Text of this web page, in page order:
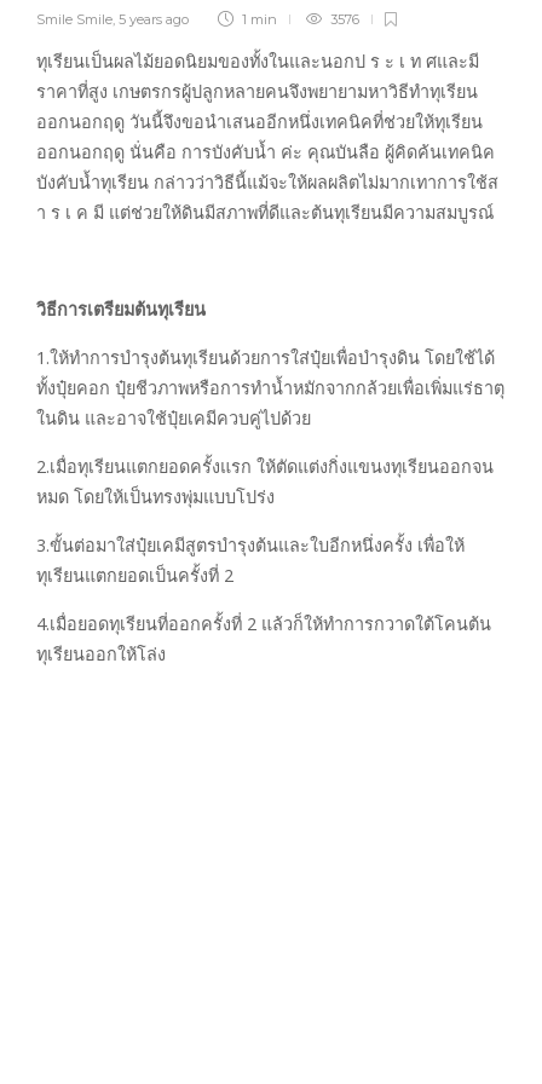
Smile Smile 5 years ago 1 min 3576
ทุเรียนเป็นผลไม้ยอดนิยมของทั้งในและนอกป ร ะ เ ท ศและมี
ราคาที่สูง เกษตรกรผู้ปลูกหลายคนจึงพยายามหาวิธีทำทุเรียน
ออกนอกฤดู วันนี้จึงขอนำเสนออีกหนึ่งเทคนิคที่ช่วยให้ทุเรียน
ออกนอกฤดู นั่นคือ การบังคับน้ำ ค่ะ คุณบันลือ ผู้คิดค้นเทคนิค
บังคับน้ำทุเรียน กล่าวว่าวิธีนี้แม้จะให้ผลผลิตไม่มากเทาการใช้ส
า ร เ ค มี แต่ช่วยให้ดินมีสภาพที่ดีและต้นทุเรียนมีความสมบูรณ์
วิธีการเตรียมต้นทุเรียน
1.ให้ทำการบำรุงต้นทุเรียนด้วยการใส่ปุ๋ยเพื่อบำรุงดิน โดยใช้ได้
ทั้งปุ๋ยคอก ปุ๋ยชีวภาพหรือการทำน้ำหมักจากกล้วยเพื่อเพิ่มแร่ธาตุ
ในดิน และอาจใช้ปุ๋ยเคมีควบคู่ไปด้วย
2.เมื่อทุเรียนแตกยอดครั้งแรก ให้ตัดแต่งกิ่งแขนงทุเรียนออกจน
หมด โดยให้เป็นทรงพุ่มแบบโปร่ง
3.ขั้นต่อมาใส่ปุ๋ยเคมีสูตรบำรุงต้นและใบอีกหนึ่งครั้ง เพื่อให้
ทุเรียนแตกยอดเป็นครั้งที่ 2
4.เมื่อยอดทุเรียนที่ออกครั้งที่ 2 แล้วก็ให้ทำการกวาดใต้โคนต้น
ทุเรียนออกให้โล่ง